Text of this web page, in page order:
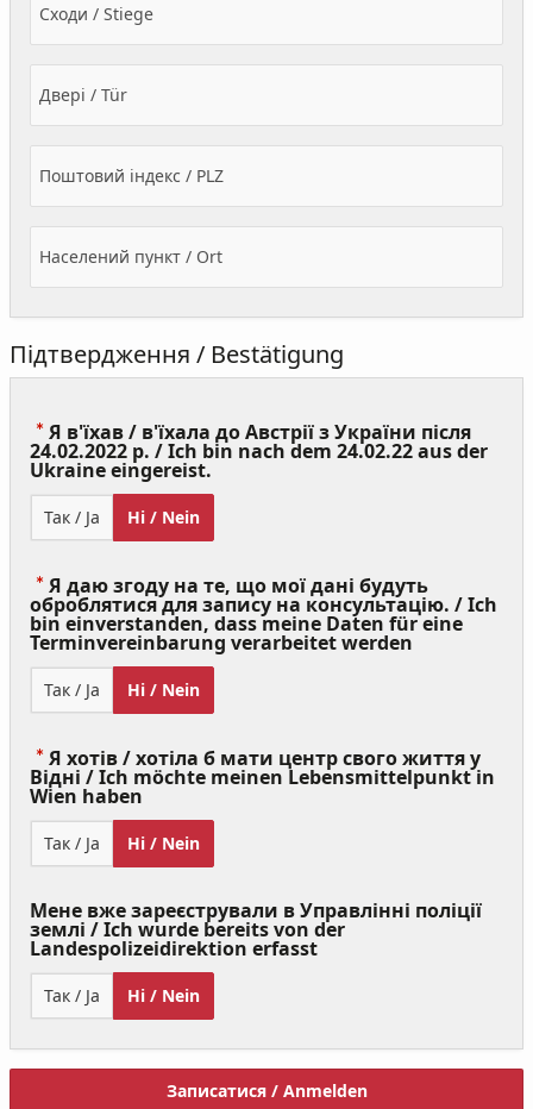
Сходи / Stiege
Двері / Tür
Поштовий індекс / PLZ
Населений пункт / Ort
Підтвердження / Bestätigung
Я в'їхав / в'їхала до Австрії з України після
24.02.2022 р. / Ich bin nach dem 24.02.22 aus der
Ukraine eingereist.
Required)
Так / Ja Ні / Nein
Я даю згоду на те, що мої дані будуть
оброблятися для запису на консультацію. / Ich
bin einverstanden, dass meine Daten für eine
Terminvereinbarung verarbeitet werden
Так / Ja Ні / Nein
Я хотів / хотіла б мати центр свого життя у
Відні / Ich möchte meinen Lebensmittelpunkt in
Wien haben
Required)
Так / Ja Ні / Nein
Мене вже зареєстрували в Управлінні поліції
землі / Ich wurde bereits von der
Landespolizeidirektion erfasst
Так / Ja Ні / Nein
Записатися / Anmelden